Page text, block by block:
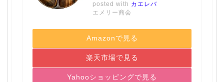
posted with カエレバ
エメリー商会
Amazonで見る
楽天市場で見る
Yahooショッピングで見る